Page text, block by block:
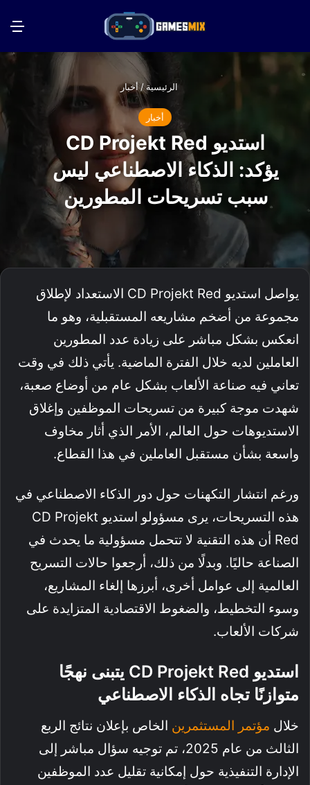
الرئيسية / أخبار
أخبار
استديو CD Projekt Red
يؤكد: الذكاء الاصطناعي ليس
سبب تسريحات المطورين
يواصل استديو CD Projekt Red الاستعداد لإطلاق
مجموعة من أضخم مشاريعه المستقبلية، وهو ما
انعكس بشكل مباشر على زيادة عدد المطورين
العاملين لديه خلال الفترة الماضية. يأتي ذلك في وقت
تعاني فيه صناعة الألعاب بشكل عام من أوضاع صعبة،
شهدت موجة كبيرة من تسريحات الموظفين وإغلاق
الاستديوهات حول العالم، الأمر الذي أثار مخاوف
واسعة بشأن مستقبل العاملين في هذا القطاع.
ورغم انتشار التكهنات حول دور الذكاء الاصطناعي في
هذه التسريحات، يرى مسؤولو استديو CD Projekt
Red أن هذه التقنية لا تتحمل مسؤولية ما يحدث في
الصناعة حاليًا. وبدلًا من ذلك، أرجعوا حالات التسريح
العالمية إلى عوامل أخرى، أبرزها إلغاء المشاريع،
وسوء التخطيط، والضغوط الاقتصادية المتزايدة على
شركات الألعاب.
استديو CD Projekt Red يتبنى نهجًا
متوازنًا تجاه الذكاء الاصطناعي
خلال مؤتمر المستثمرين الخاص بإعلان نتائج الربع
الثالث من عام 2025، تم توجيه سؤال مباشر إلى
الإدارة التنفيذية حول إمكانية تقليل عدد الموظفين